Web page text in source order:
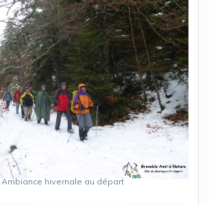
Ambiance hivernale au départ